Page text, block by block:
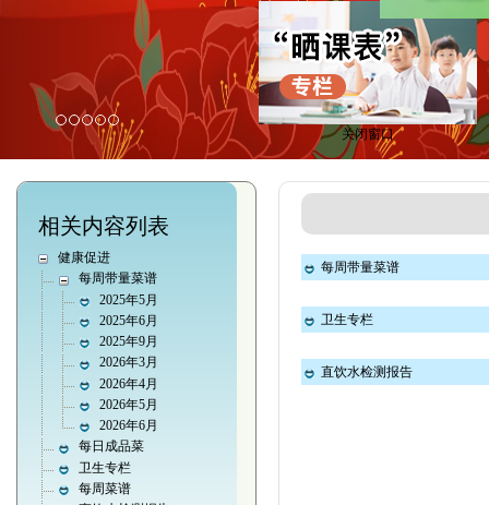
相关内容列表
健康促进
每周带量菜谱
2025年5月
2025年6月
2025年9月
2026年3月
2026年4月
2026年5月
2026年6月
每日成品菜
卫生专栏
每周菜谱
每周带量菜谱
卫生专栏
直饮水检测报告
关闭窗口